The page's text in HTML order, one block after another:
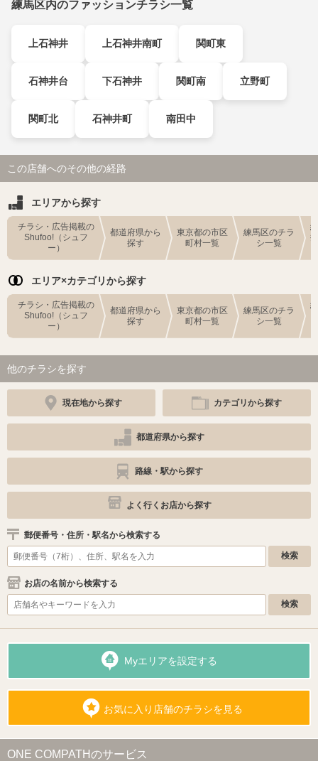
練馬区内のファッションチラシ一覧
上石神井 上石神井南町 関町東
石神井台 下石神井 関町南 立野町
関町北 石神井町 南田中
この店舗へのその他の経路
エリアから探す
チラシ・広告掲載の
Shufoo!（シュフ
ー）
都道府県から
探す
東京都の市区
町村一覧
練馬区のチラ
シ一覧
エリア×カテゴリから探す
チラシ・広告掲載の
Shufoo!（シュフ
ー）
都道府県から
探す
東京都の市区
町村一覧
練馬区のチラ
シ一覧
他のチラシを探す
現在地から探す カテゴリから探す
都道府県から探す
路線・駅から探す
よく行くお店から探す
郵便番号・住所・駅名から検索する
お店の名前から検索する
Myエリアを設定する
お気に入り店舗のチラシを見る
ONE COMPATHのサービス